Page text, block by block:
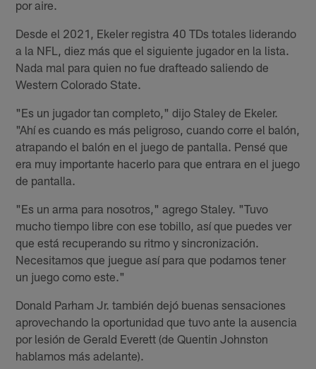
por aire.
Desde el 2021, Ekeler registra 40 TDs totales liderando
a la NFL, diez más que el siguiente jugador en la lista.
Nada mal para quien no fue drafteado saliendo de
Western Colorado State.
"Es un jugador tan completo," dijo Staley de Ekeler.
"Ahí es cuando es más peligroso, cuando corre el balón,
atrapando el balón en el juego de pantalla. Pensé que
era muy importante hacerlo para que entrara en el juego
de pantalla.
"Es un arma para nosotros," agrego Staley. "Tuvo
mucho tiempo libre con ese tobillo, así que puedes ver
que está recuperando su ritmo y sincronización.
Necesitamos que juegue así para que podamos tener
un juego como este."
Donald Parham Jr. también dejó buenas sensaciones
aprovechando la oportunidad que tuvo ante la ausencia
por lesión de Gerald Everett (de Quentin Johnston
hablamos más adelante).